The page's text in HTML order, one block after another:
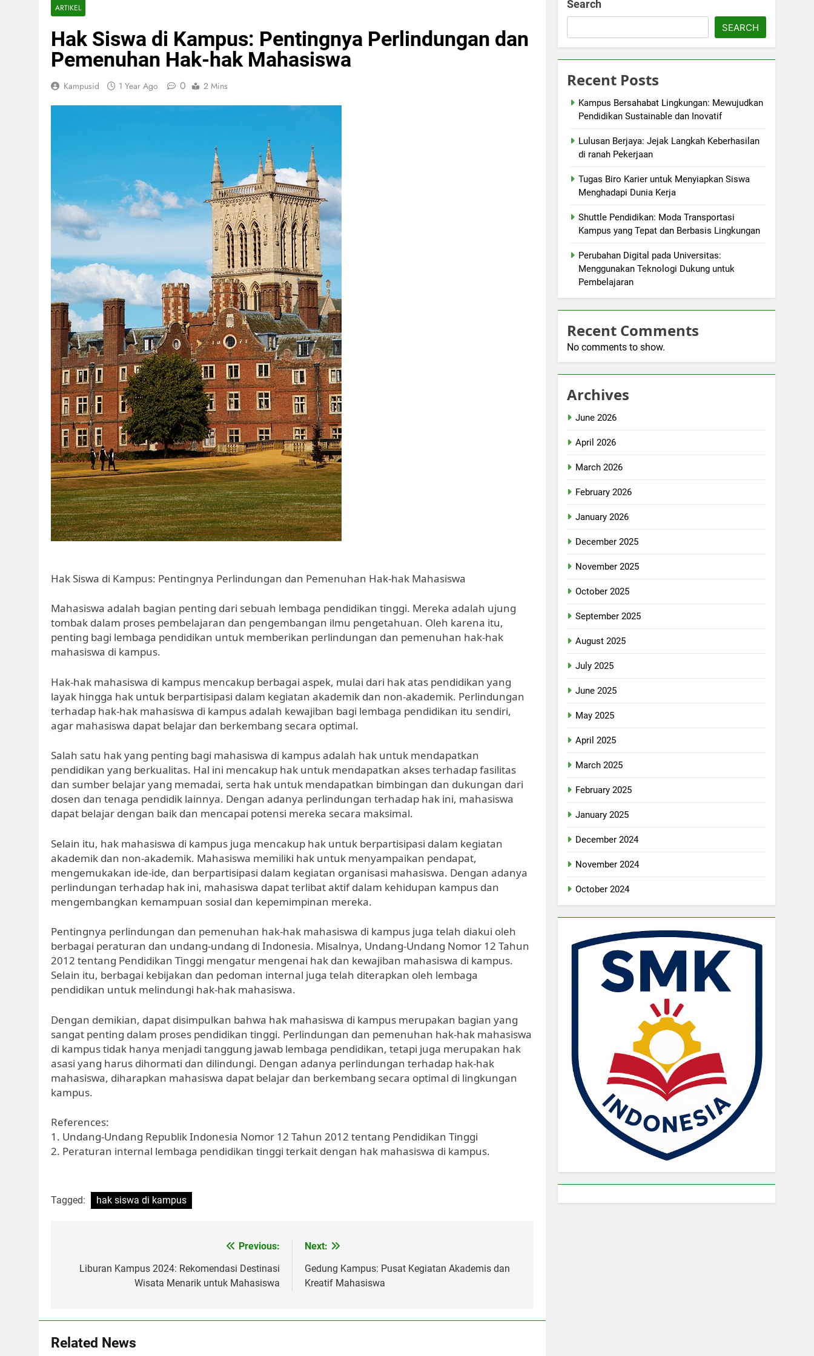
ARTIKEL
Hak Siswa di Kampus: Pentingnya Perlindungan dan
Pemenuhan Hak-hak Mahasiswa
Kampusid 1 Year Ago 0 2 Mins
Hak Siswa di Kampus: Pentingnya Perlindungan dan Pemenuhan Hak-hak Mahasiswa
Mahasiswa adalah bagian penting dari sebuah lembaga pendidikan tinggi. Mereka adalah ujung
tombak dalam proses pembelajaran dan pengembangan ilmu pengetahuan. Oleh karena itu,
penting bagi lembaga pendidikan untuk memberikan perlindungan dan pemenuhan hak-hak
mahasiswa di kampus.
Hak-hak mahasiswa di kampus mencakup berbagai aspek, mulai dari hak atas pendidikan yang
layak hingga hak untuk berpartisipasi dalam kegiatan akademik dan non-akademik. Perlindungan
terhadap hak-hak mahasiswa di kampus adalah kewajiban bagi lembaga pendidikan itu sendiri,
agar mahasiswa dapat belajar dan berkembang secara optimal.
Salah satu hak yang penting bagi mahasiswa di kampus adalah hak untuk mendapatkan
pendidikan yang berkualitas. Hal ini mencakup hak untuk mendapatkan akses terhadap fasilitas
dan sumber belajar yang memadai, serta hak untuk mendapatkan bimbingan dan dukungan dari
dosen dan tenaga pendidik lainnya. Dengan adanya perlindungan terhadap hak ini, mahasiswa
dapat belajar dengan baik dan mencapai potensi mereka secara maksimal.
Selain itu, hak mahasiswa di kampus juga mencakup hak untuk berpartisipasi dalam kegiatan
akademik dan non-akademik. Mahasiswa memiliki hak untuk menyampaikan pendapat,
mengemukakan ide-ide, dan berpartisipasi dalam kegiatan organisasi mahasiswa. Dengan adanya
perlindungan terhadap hak ini, mahasiswa dapat terlibat aktif dalam kehidupan kampus dan
mengembangkan kemampuan sosial dan kepemimpinan mereka.
Pentingnya perlindungan dan pemenuhan hak-hak mahasiswa di kampus juga telah diakui oleh
berbagai peraturan dan undang-undang di Indonesia. Misalnya, Undang-Undang Nomor 12 Tahun
2012 tentang Pendidikan Tinggi mengatur mengenai hak dan kewajiban mahasiswa di kampus.
Selain itu, berbagai kebijakan dan pedoman internal juga telah diterapkan oleh lembaga
pendidikan untuk melindungi hak-hak mahasiswa.
Dengan demikian, dapat disimpulkan bahwa hak mahasiswa di kampus merupakan bagian yang
sangat penting dalam proses pendidikan tinggi. Perlindungan dan pemenuhan hak-hak mahasiswa
di kampus tidak hanya menjadi tanggung jawab lembaga pendidikan, tetapi juga merupakan hak
asasi yang harus dihormati dan dilindungi. Dengan adanya perlindungan terhadap hak-hak
mahasiswa, diharapkan mahasiswa dapat belajar dan berkembang secara optimal di lingkungan
kampus.
References:
1. Undang-Undang Republik Indonesia Nomor 12 Tahun 2012 tentang Pendidikan Tinggi
2. Peraturan internal lembaga pendidikan tinggi terkait dengan hak mahasiswa di kampus.
Tagged: hak siswa di kampus
navigation
Previous:
Liburan Kampus 2024: Rekomendasi Destinasi
Wisata Menarik untuk Mahasiswa
Next:
Gedung Kampus: Pusat Kegiatan Akademis dan
Kreatif Mahasiswa
Related News
Search
SEARCH
Recent Posts
Kampus Bersahabat Lingkungan: Mewujudkan
Pendidikan Sustainable dan Inovatif
Lulusan Berjaya: Jejak Langkah Keberhasilan
di ranah Pekerjaan
Tugas Biro Karier untuk Menyiapkan Siswa
Menghadapi Dunia Kerja
Shuttle Pendidikan: Moda Transportasi
Kampus yang Tepat dan Berbasis Lingkungan
Perubahan Digital pada Universitas:
Menggunakan Teknologi Dukung untuk
Pembelajaran
Recent Comments
No comments to show.
Archives
June 2026
April 2026
March 2026
February 2026
January 2026
December 2025
November 2025
October 2025
September 2025
August 2025
July 2025
June 2025
May 2025
April 2025
March 2025
February 2025
January 2025
December 2024
November 2024
October 2024